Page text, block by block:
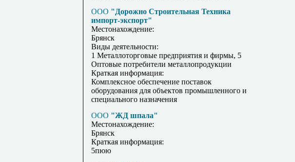
ООО "Дорожно Строительная Техника
импорт-экспорт"
Местонахождение:
Брянск
Виды деятельности:
1 Металлоторговые предприятия и фирмы, 5
Оптовые потребители металлопродукции
Краткая информация:
Комплексное обеспечение поставок
оборудования для объектов промышленного и
специального назначения
ООО "ЖД шпала"
Местонахождение:
Брянск
Краткая информация:
5пюю